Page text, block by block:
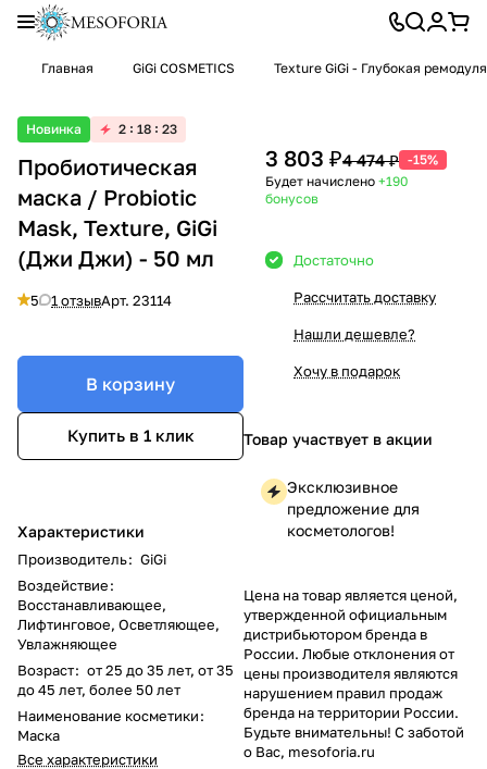
Главная GiGi COSMETICS Texture GiGi - Глубокая
Новинка 2 18 23
Пробиотическая
маска / Probiotic
Mask, Texture, GiGi
(Джи Джи) - 50 мл
5 1 отзывАрт. 23114
В корзину
Купить в 1 клик
Характеристики
Производитель: GiGi
Воздействие:
Восстанавливающее,
Лифтинговое, Осветляющее,
Увлажняющее
Возраст: от 25 до 35 лет, от 35
до 45 лет, более 50 лет
Наименование косметики:
Маска
Все характеристики
3 803 ₽4 474 ₽ -15%
Будет начислено +190
бонусов
Достаточно
Рассчитать доставку
Нашли дешевле?
Хочу в подарок
Товар участвует в акции
Эксклюзивное
предложение для
косметологов!
Цена на товар является ценой,
утвержденной официальным
дистрибьютором бренда в
России. Любые отклонения от
цены производителя являются
нарушением правил продаж
бренда на территории России.
Будьте внимательны! С заботой
о Вас, mesoforia.ru